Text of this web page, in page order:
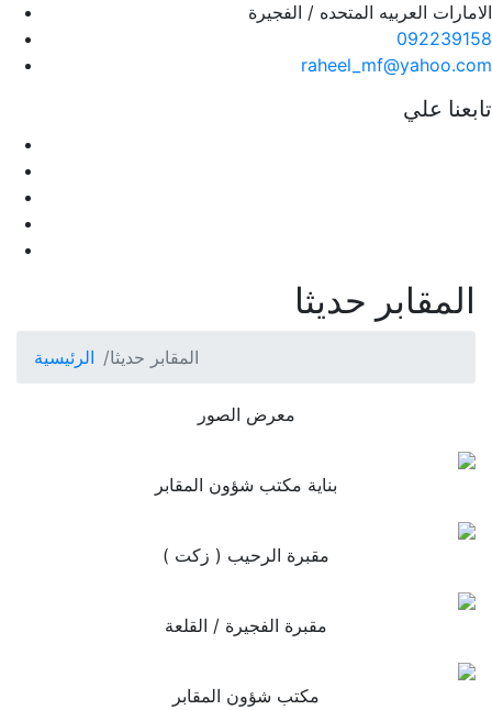
الامارات العربيه المتحده / الفجيرة
092239158
raheel_mf@yahoo.com
تابعنا علي
المقابر حديثا
الرئيسية المقابر حديثا
معرض الصور
بناية مكتب شؤون المقابر
مقبرة الرحيب ( زكت )
مقبرة الفجيرة / القلعة
مكتب شؤون المقابر